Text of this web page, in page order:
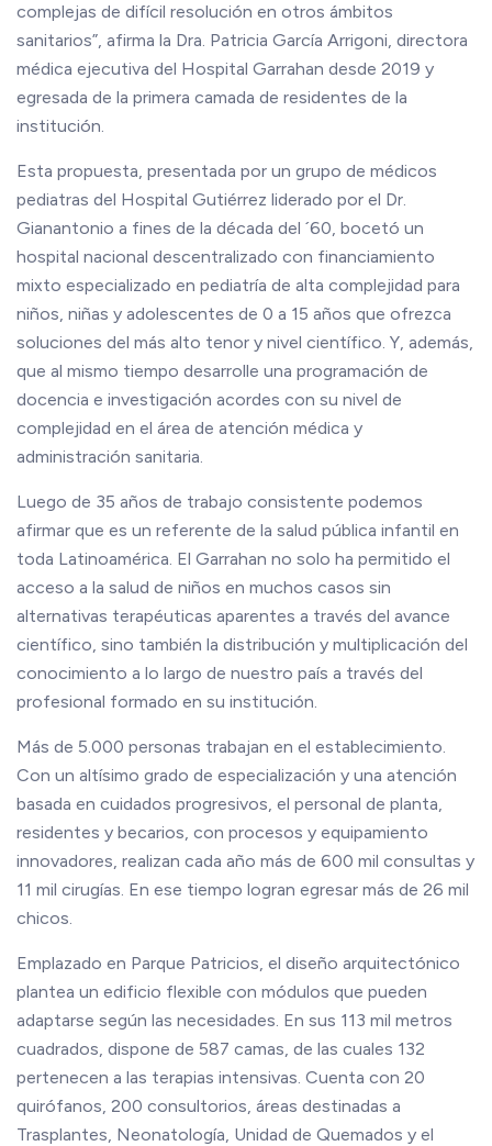
complejas de difícil resolución en otros ámbitos
sanitarios”, afirma la Dra. Patricia García Arrigoni, directora
médica ejecutiva del Hospital Garrahan desde 2019 y
egresada de la primera camada de residentes de la
institución.
Esta propuesta, presentada por un grupo de médicos
pediatras del Hospital Gutiérrez liderado por el Dr.
Gianantonio a fines de la década del ´60, bocetó un
hospital nacional descentralizado con financiamiento
mixto especializado en pediatría de alta complejidad para
niños, niñas y adolescentes de 0 a 15 años que ofrezca
soluciones del más alto tenor y nivel científico. Y, además,
que al mismo tiempo desarrolle una programación de
docencia e investigación acordes con su nivel de
complejidad en el área de atención médica y
administración sanitaria.
Luego de 35 años de trabajo consistente podemos
afirmar que es un referente de la salud pública infantil en
toda Latinoamérica. El Garrahan no solo ha permitido el
acceso a la salud de niños en muchos casos sin
alternativas terapéuticas aparentes a través del avance
científico, sino también la distribución y multiplicación del
conocimiento a lo largo de nuestro país a través del
profesional formado en su institución.
Más de 5.000 personas trabajan en el establecimiento.
Con un altísimo grado de especialización y una atención
basada en cuidados progresivos, el personal de planta,
residentes y becarios, con procesos y equipamiento
innovadores, realizan cada año más de 600 mil consultas y
11 mil cirugías. En ese tiempo logran egresar más de 26 mil
chicos.
Emplazado en Parque Patricios, el diseño arquitectónico
plantea un edificio flexible con módulos que pueden
adaptarse según las necesidades. En sus 113 mil metros
cuadrados, dispone de 587 camas, de las cuales 132
pertenecen a las terapias intensivas. Cuenta con 20
quirófanos, 200 consultorios, áreas destinadas a
Trasplantes, Neonatología, Unidad de Quemados y el